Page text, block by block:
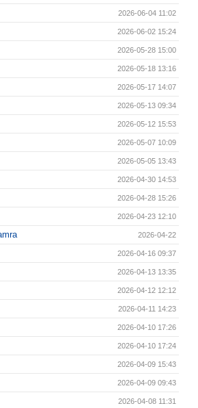
2026-06-04 11:02
2026-06-02 15:24
2026-05-28 15:00
2026-05-18 13:16
2026-05-17 14:07
2026-05-13 09:34
2026-05-12 15:53
2026-05-07 10:09
2026-05-05 13:43
2026-04-30 14:53
2026-04-28 15:26
2026-04-23 12:10
2026-04-22
2026-04-16 09:37
2026-04-13 13:35
2026-04-12 12:12
2026-04-11 14:23
2026-04-10 17:26
2026-04-10 17:24
2026-04-09 15:43
2026-04-09 09:43
2026-04-08 11:31